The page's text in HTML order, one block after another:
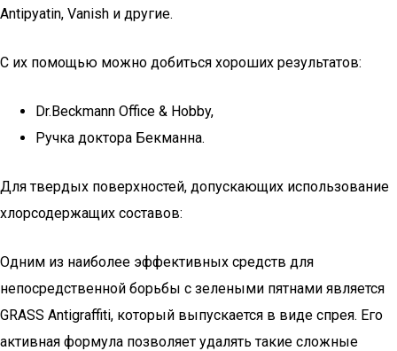
Antipyatin, Vanish и другие.
С их помощью можно добиться хороших результатов:
Dr.Beckmann Office & Hobby,
Ручка доктора Бекманна.
Для твердых поверхностей, допускающих использование
хлорсодержащих составов:
Одним из наиболее эффективных средств для
непосредственной борьбы с зелеными пятнами является
GRASS Antigraffiti, который выпускается в виде спрея. Его
активная формула позволяет удалять такие сложные